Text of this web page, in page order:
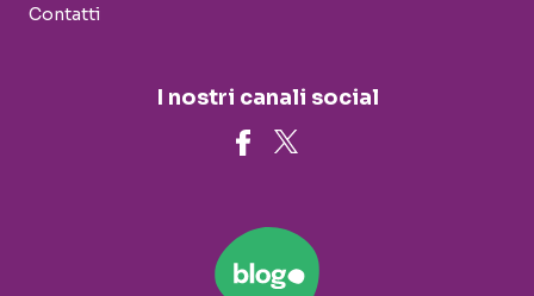
Contatti
I nostri canali social